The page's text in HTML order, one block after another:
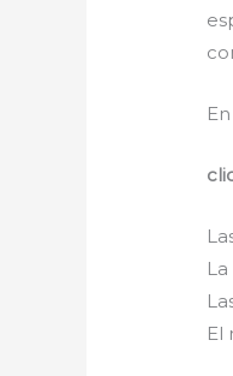
El